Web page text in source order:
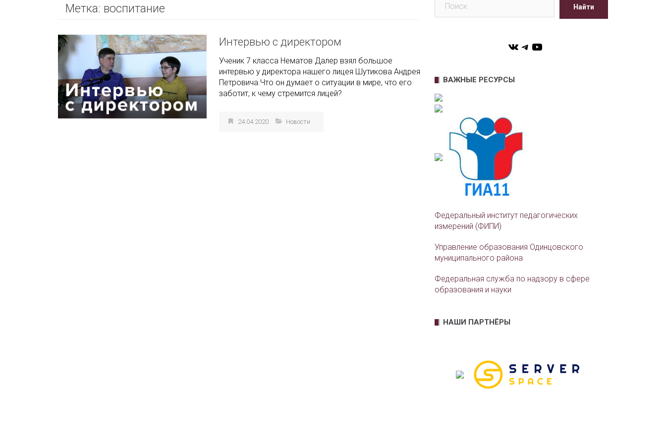
Метка: воспитание
Интервью с директором
Ученик 7 класса Нематов Далер взял большое
интервью у директора нашего лицея Шутикова Андрея
Петровича.Что он думает о ситуации в мире, что его
заботит, к чему стремится лицей?
24.04.2020 Новости
Найти
VKTelegram
YouTube
ВАЖНЫЕ РЕСУРСЫ
Федеральный институт педагогических
измерений (ФИПИ)
Управление образования Одинцовского
муниципального района
Федеральная служба по надзору в сфере
образования и науки
НАШИ ПАРТНЁРЫ